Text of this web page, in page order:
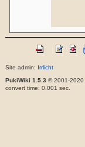
Site admin: Irrlicht
PukiWiki 1.5.3 © 2001-2020
convert time: 0.001 sec.